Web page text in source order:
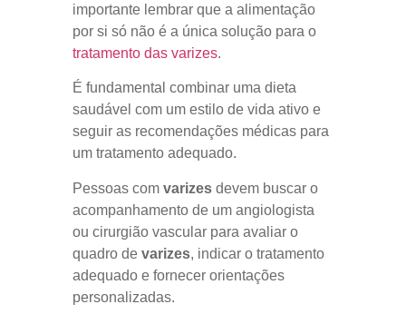
importante lembrar que a alimentação
por si só não é a única solução para o
tratamento das varizes.
É fundamental combinar uma dieta
saudável com um estilo de vida ativo e
seguir as recomendações médicas para
um tratamento adequado.
Pessoas com varizes devem buscar o
acompanhamento de um angiologista
ou cirurgião vascular para avaliar o
quadro de varizes, indicar o tratamento
adequado e fornecer orientações
personalizadas.